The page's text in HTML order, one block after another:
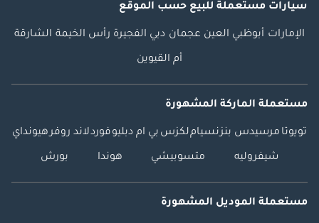
سيارات مستعملة للبيع حسب الموقع
الإمارات أبوظبي العين عجمان دبي الفجيرة رأس الخيمة الشارقة
أم القيوين
مستعملة الماركة المشهورة
تويوتا مرسيدس بنزنسياملكزس بي ام دبليوفوردلاند روفرهيونداي
شيفروليه متسوبيشي هوندا بورش
مستعملة الموديل المشهورة